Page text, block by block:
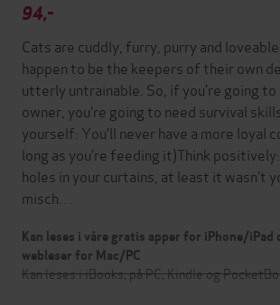
94,-
Cats are cuddly, furry, purry and
happen to be the keepers of their own
utterly untrainable. So, if you’re going to
owner, you’re going to need survival
yourself: You’ll never have a more loyal
long as you’re feeding it)Think
holes in your curtains, at least it wasn’t
misch…
Kan leses i våre gratis apper for iPhone/iPad
webleser for Mac/PC
Kan leses i iBooks, på PC, Kindle og